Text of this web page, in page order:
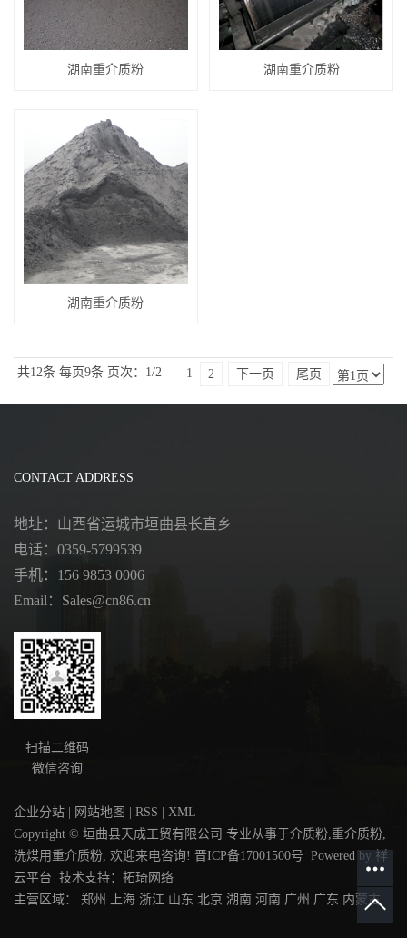
湖南重介质粉 湖南重介质粉
湖南重介质粉
共12条 每页9条 页次：1/2 1 2 下一页 尾页
CONTACT ADDRESS
地址：山西省运城市垣曲县长直乡
电话：0359-5799539
手机：156 9853 0006
Email：Sales@cn86.cn
扫描二维码
微信咨询
企业分站 网站地图 RSS
XML
Copyright © 垣曲县天成工贸有限公司 专业从事于介质粉 重介质粉
洗煤用重介质粉 , 欢迎来电咨询! 晋ICP备17001500号 Powered by 祥
云平台 技术支持： 拓琦网络
主营区域： 郑州 上海 浙江 山东 北京 湖南 河南 广州 广东 内蒙古